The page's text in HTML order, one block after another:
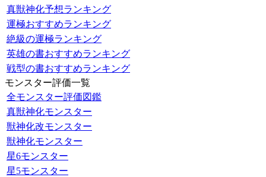
真獣神化予想ランキング
運極おすすめランキング
絶級の運極ランキング
英雄の書おすすめランキング
戦型の書おすすめランキング
モンスター評価一覧
全モンスター評価図鑑
真獣神化モンスター
獣神化改モンスター
獣神化モンスター
星6モンスター
星5モンスター